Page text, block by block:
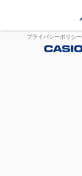
プライバシーポリシー